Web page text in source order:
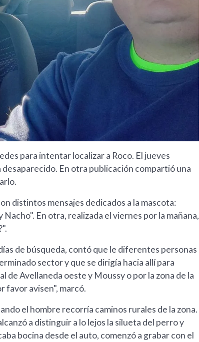
para intentar localizar a Roco. El jueves
En otra publicación compartió una
distintos mensajes dedicados a la mascota:
En otra, realizada el viernes por la mañana,
de búsqueda, contó que le diferentes personas
sector y que se dirigía hacia allí para
Avellaneda oeste y Moussy o por la zona de la
favor avisen", marcó.
el hombre recorría caminos rurales de la zona.
a distinguir a lo lejos la silueta del perro y
bocina desde el auto, comenzó a grabar con el